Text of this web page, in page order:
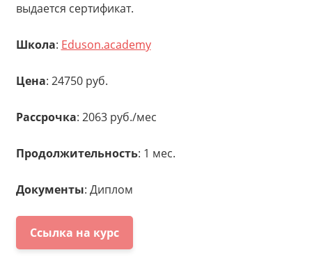
выдается сертификат.
Школа: Eduson.academy
Цена: 24750 руб.
Рассрочка: 2063 руб./мес
Продолжительность: 1 мес.
Документы: Диплом
Ссылка на курс